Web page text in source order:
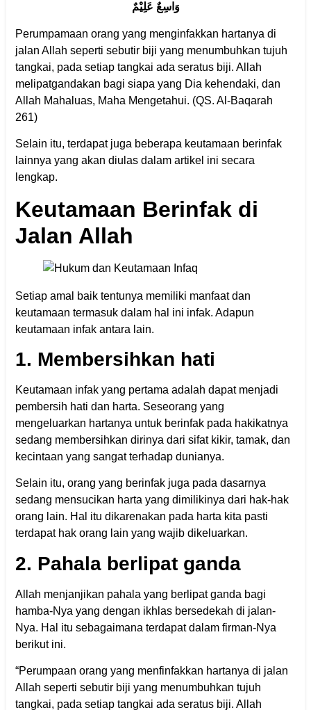
وَاسِعٌ عَلِيْمٌ
Perumpamaan orang yang menginfakkan hartanya di
jalan Allah seperti sebutir biji yang menumbuhkan tujuh
tangkai, pada setiap tangkai ada seratus biji. Allah
melipatgandakan bagi siapa yang Dia kehendaki, dan
Allah Mahaluas, Maha Mengetahui. (QS. Al-Baqarah
261)
Selain itu, terdapat juga beberapa keutamaan berinfak
lainnya yang akan diulas dalam artikel ini secara
lengkap.
Keutamaan Berinfak di
Jalan Allah
Setiap amal baik tentunya memiliki manfaat dan
keutamaan termasuk dalam hal ini infak. Adapun
keutamaan infak antara lain.
1. Membersihkan hati
Keutamaan infak yang pertama adalah dapat menjadi
pembersih hati dan harta. Seseorang yang
mengeluarkan hartanya untuk berinfak pada hakikatnya
sedang membersihkan dirinya dari sifat kikir, tamak, dan
kecintaan yang sangat terhadap dunianya.
Selain itu, orang yang berinfak juga pada dasarnya
sedang mensucikan harta yang dimilikinya dari hak-hak
orang lain. Hal itu dikarenakan pada harta kita pasti
terdapat hak orang lain yang wajib dikeluarkan.
2. Pahala berlipat ganda
Allah menjanjikan pahala yang berlipat ganda bagi
hamba-Nya yang dengan ikhlas bersedekah di jalan-
Nya. Hal itu sebagaimana terdapat dalam firman-Nya
berikut ini.
“Perumpaan orang yang menfinfakkan hartanya di jalan
Allah seperti sebutir biji yang menumbuhkan tujuh
tangkai, pada setiap tangkai ada seratus biji. Allah